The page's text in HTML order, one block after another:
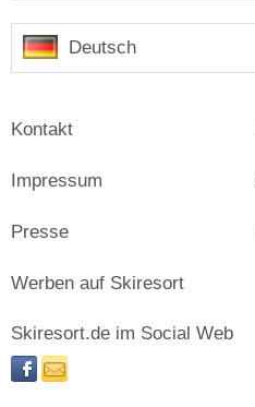
Deutsch
Kontakt
Impressum
Presse
Werben auf Skiresort
Skiresort.de im Social Web
facebooknewsletter